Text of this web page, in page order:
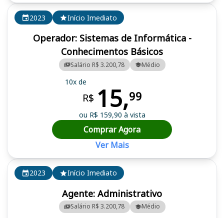
2023 Início Imediato
Agente: Administrativo
Salário R$ 3.200,78 Médio
2023 Início Imediato
Operador: Sistemas de Informática -
Conhecimentos Básicos
Salário R$ 3.200,78 Médio
10x de
R$ 15,99
ou R$ 159,90 à vista
Comprar Agora
Ver Mais